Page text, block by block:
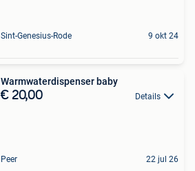
Sint-Genesius-Rode 9 okt 24
Warmwaterdispenser baby
€ 20,00 Details
Peer 22 jul 26